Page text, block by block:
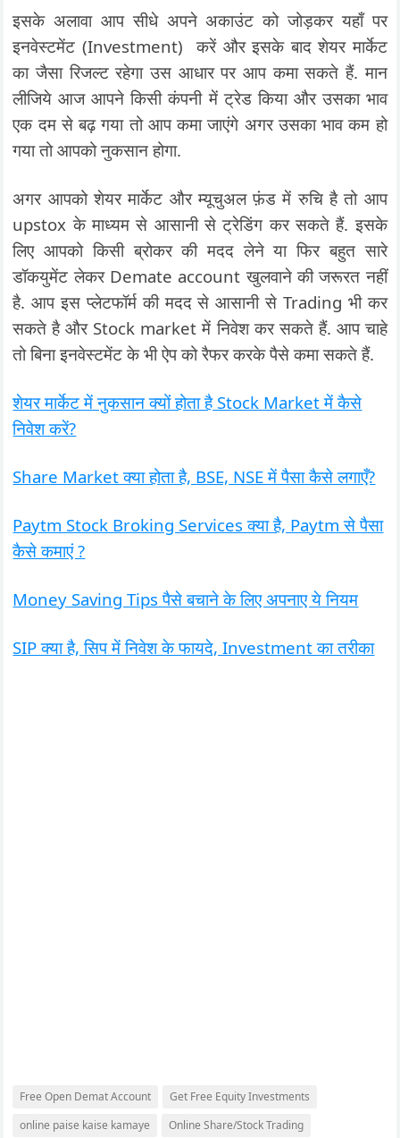
इसके अलावा आप सीधे अपने अकाउंट को जोड़कर यहाँ पर
इनवेस्टमेंट (Investment) करें और इसके बाद शेयर मार्केट
का जैसा रिजल्ट रहेगा उस आधार पर आप कमा सकते हैं. मान
लीजिये आज आपने किसी कंपनी में ट्रेड किया और उसका भाव
एक दम से बढ़ गया तो आप कमा जाएंगे अगर उसका भाव कम हो
गया तो आपको नुकसान होगा.
अगर आपको शेयर मार्केट और म्यूचुअल फ़ंड में रुचि है तो आप
upstox के माध्यम से आसानी से ट्रेडिंग कर सकते हैं. इसके
लिए आपको किसी ब्रोकर की मदद लेने या फिर बहुत सारे
डॉकयुमेंट लेकर Demate account खुलवाने की जरूरत नहीं
है. आप इस प्लेटफॉर्म की मदद से आसानी से Trading भी कर
सकते है और Stock market में निवेश कर सकते हैं. आप चाहे
तो बिना इनवेस्टमेंट के भी ऐप को रैफर करके पैसे कमा सकते हैं.
शेयर मार्केट में नुकसान क्यों होता है Stock Market में कैसे
निवेश करें?
Share Market क्या होता है, BSE, NSE में पैसा कैसे लगाएँ?
Paytm Stock Broking Services क्या है, Paytm से पैसा
कैसे कमाएं ?
Money Saving Tips पैसे बचाने के लिए अपनाए ये नियम
SIP क्या है, सिप में निवेश के फायदे, Investment का तरीका
Free Open Demat Account
Get Free Equity Investments
online paise kaise kamaye
Online Share/Stock Trading